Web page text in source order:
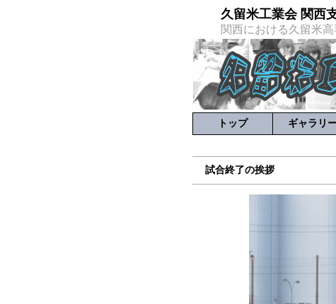
久留米工業会 関西
関西における久留米
トップ ギャラリ
試合終了の挨拶